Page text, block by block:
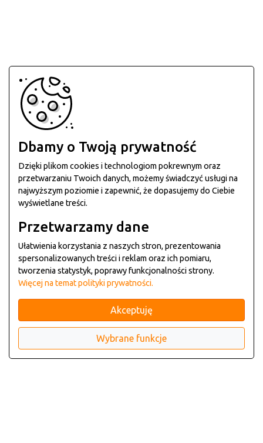
Dbamy o Twoją prywatność
Dzięki plikom cookies i technologiom pokrewnym oraz
przetwarzaniu Twoich danych, możemy świadczyć usługi na
najwyższym poziomie i zapewnić, że dopasujemy do Ciebie
wyświetlane treści.
Przetwarzamy dane
Ułatwienia korzystania z naszych stron, prezentowania
spersonalizowanych treści i reklam oraz ich pomiaru,
tworzenia statystyk, poprawy funkcjonalności strony.
Więcej na temat polityki prywatności.
Akceptuję
Wybrane funkcje